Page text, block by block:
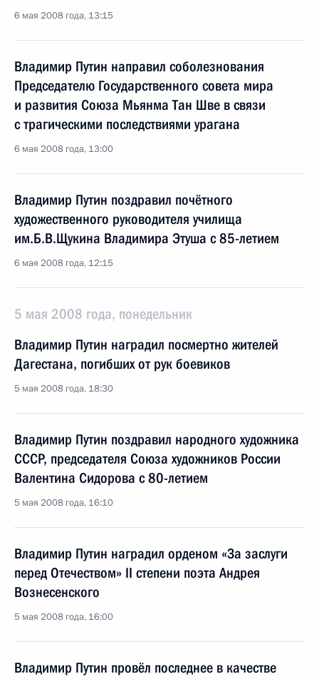
6 мая 2008 года, 13:15
Владимир Путин направил соболезнования
Председателю Государственного совета мира
и развития Союза Мьянма Тан Шве в связи
с трагическими последствиями урагана
6 мая 2008 года, 13:00
Владимир Путин поздравил почётного
художественного руководителя училища
им.Б.В.Щукина Владимира Этуша с 85-летием
6 мая 2008 года, 12:15
5 мая 2008 года, понедельник
Владимир Путин наградил посмертно жителей
Дагестана, погибших от рук боевиков
5 мая 2008 года, 18:30
Владимир Путин поздравил народного художника
СССР, председателя Союза художников России
Валентина Сидорова с 80-летием
5 мая 2008 года, 16:10
Владимир Путин наградил орденом «За заслуги
перед Отечеством» II степени поэта Андрея
Вознесенского
5 мая 2008 года, 16:00
Владимир Путин провёл последнее в качестве